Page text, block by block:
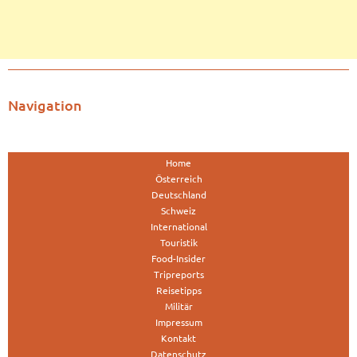
Navigation
Home
Österreich
Deutschland
Schweiz
International
Touristik
Food-Insider
Tripreports
Reisetipps
Militär
Impressum
Kontakt
Datenschutz